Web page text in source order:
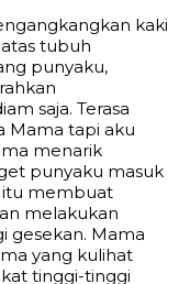
kaki
tubuh
punyaku,
saja. Terasa
Mama tapi aku
menarik
punyaku masuk
itu membuat
melakukan
gesekan. Mama
yang kulihat
tinggi-tinggi